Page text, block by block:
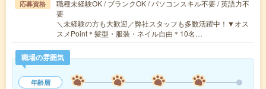
応募資格
職種未経験OK / ブランクOK / パソコンスキル不要 / 英語力不
要
＼未経験の方も大歓迎／弊社スタッフも多数活躍中！▼オス
スメPoint＊髪型・服装・ネイル自由＊10名…
職場の雰囲気
年齢層